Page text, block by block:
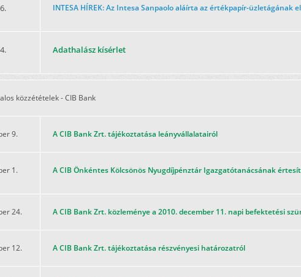
INTESA HÍREK: Az Intesa Sanpaolo aláírta az értékpapír-üzletágának
Adathalász kísérlet
közzétételek - CIB Bank
9. A CIB Bank Zrt. tájékoztatása leányvállalatairól
1. A CIB Önkéntes Kölcsönös Nyugdíjpénztár Igazgatótanácsának
24. A CIB Bank Zrt. közleménye a 2010. december 11. napi befektetési
12. A CIB Bank Zrt. tájékoztatása részvényesi határozatról